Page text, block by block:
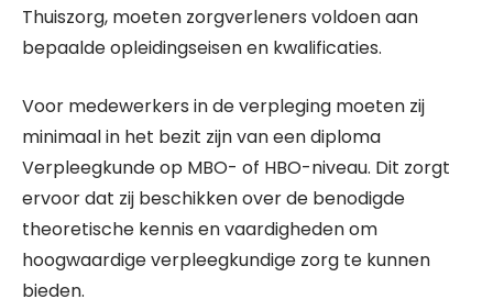
Thuiszorg, moeten zorgverleners voldoen aan
bepaalde opleidingseisen en kwalificaties.
Voor medewerkers in de verpleging moeten zij
minimaal in het bezit zijn van een diploma
Verpleegkunde op MBO- of HBO-niveau. Dit zorgt
ervoor dat zij beschikken over de benodigde
theoretische kennis en vaardigheden om
hoogwaardige verpleegkundige zorg te kunnen
bieden.